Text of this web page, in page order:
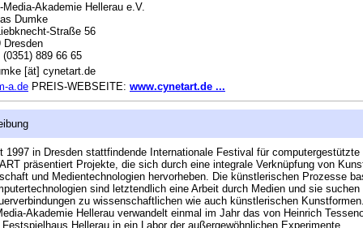
Media-Akademie Hellerau e.V.
Dumke
Straße 56
Dresden
(0351) 889 66 65
[ät] cynetart.de
a.de PREIS-WEBSEITE: www.cynetart.de ...
1997 in Dresden stattfindende Internationale Festival für computergestützte
präsentiert Projekte, die sich durch eine integrale Verknüpfung von
und Medientechnologien hervorheben. Die künstlerischen Prozesse
sind letztendlich eine Arbeit durch Medien und sie suchen
zu wissenschaftlichen wie auch künstlerischen
Akademie Hellerau verwandelt einmal im Jahr das von Heinrich
Hellerau in ein Labor der außergewöhnlichen Experimente,